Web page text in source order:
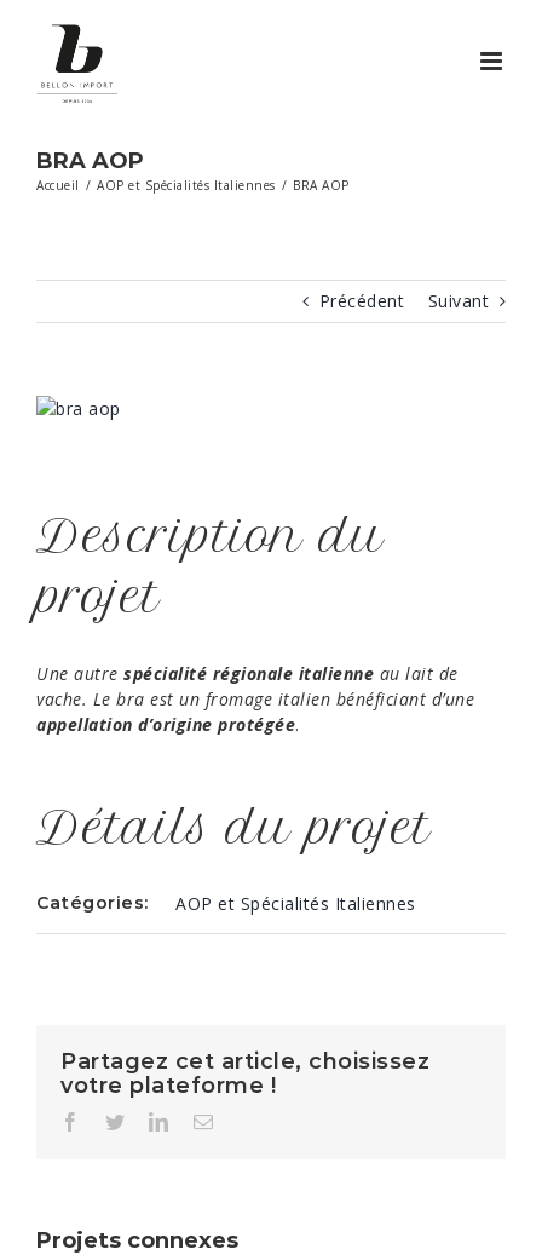
contenu
BRA AOP
Accueil / AOP et Spécialités Italiennes / BRA AOP
Précédent Suivant
View
Description du
projet
Une autre spécialité régionale italienne au lait de
vache. Le bra est un fromage italien bénéficiant d’une
appellation d’origine protégée.
Détails du projet
Catégories: AOP et Spécialités Italiennes
Partagez cet article, choisissez
votre plateforme !
Facebook
TwitterLinkedInEmail
Projets connexes